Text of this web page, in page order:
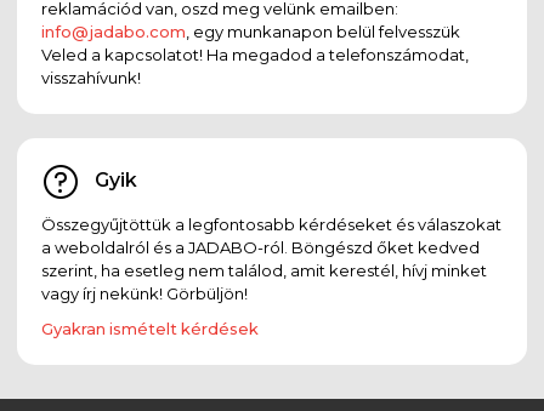
reklamációd van, oszd meg velünk emailben:
info@jadabo.com, egy munkanapon belül felvesszük
Veled a kapcsolatot! Ha megadod a telefonszámodat,
visszahívunk!
Gyik
Összegyűjtöttük a legfontosabb kérdéseket és válaszokat
a weboldalról és a JADABO-ról. Böngészd őket kedved
szerint, ha esetleg nem találod, amit kerestél, hívj minket
vagy írj nekünk! Görbüljön!
Gyakran ismételt kérdések